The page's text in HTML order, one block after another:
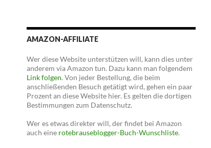
AMAZON-AFFILIATE
Wer diese Website unterstützen will, kann dies unter
anderem via Amazon tun. Dazu kann man folgendem
Link folgen. Von jeder Bestellung, die beim
anschließenden Besuch getätigt wird, gehen ein paar
Prozent an diese Website hier. Es gelten die dortigen
Bestimmungen zum Datenschutz.
Wer es etwas direkter will, der findet bei Amazon
auch eine rotebrauseblogger-Buch-Wunschliste.